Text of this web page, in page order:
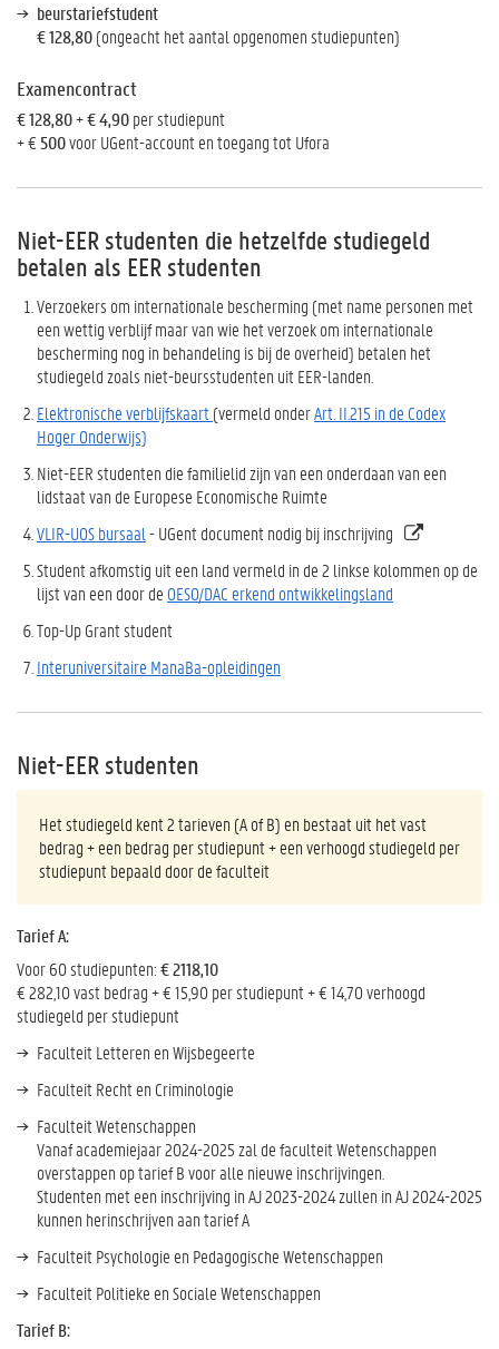
beurstariefstudent
€ 128,80(ongeacht het aantal opgenomen studiepunten)
Examencontract
€ 128,80+€ 4,90per studiepunt
+ €500voor UGent-account en toegang tot Ufora
Niet-EER studenten die hetzelfde studiegeld
betalen als EER studenten
Verzoekers om internationale bescherming (met name personen met
een wettig verblijf maar van wie het verzoek om internationale
bescherming nog in behandeling is bij de overheid) betalen het
studiegeld zoals niet-beursstudenten uit EER-landen.
Elektronische verblijfskaart(vermeld onderArt. II.215 in de Codex
Hoger Onderwijs)
Niet-EER studenten die familielid zijn van een onderdaan van een
lidstaat van de Europese Economische Ruimte
VLIR-UOS bursaal- UGent document nodig bij inschrijving
Student afkomstig uit een land vermeld in de2 linkse kolommen op de
lijst van een door de OESO/DAC erkend ontwikkelingsland
Top-Up Grant student
Interuniversitaire ManaBa-opleidingen
Niet-EER studenten
Het studiegeld kent 2 tarieven (A of B) en bestaat uit het vast
bedrag + een bedrag per studiepunt + een verhoogd studiegeld per
studiepunt bepaald door de faculteit
Tarief A:
Voor 60 studiepunten:€ 2118,10
€ 282,10 vast bedrag + € 15,90 per studiepunt + € 14,70 verhoogd
studiegeld per studiepunt
Faculteit Letteren en Wijsbegeerte
Faculteit Recht en Criminologie
Faculteit Wetenschappen
Vanaf academiejaar 2024-2025 zal de faculteit Wetenschappen
overstappen op tarief B voor alle nieuwe inschrijvingen.
Studenten met een inschrijving in AJ 2023-2024 zullen in AJ 2024-2025
kunnen herinschrijven aan tarief A
Faculteit Psychologie en Pedagogische Wetenschappen
Faculteit Politieke en Sociale Wetenschappen
Tarief B: